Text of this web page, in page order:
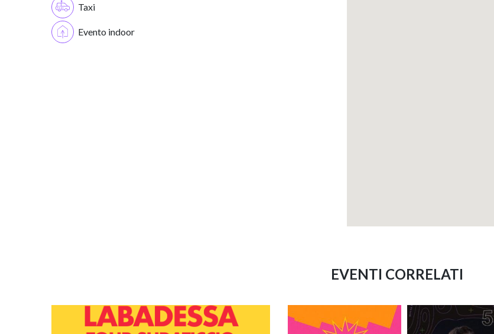
Taxi
Evento indoor
EVENTI CORRELATI